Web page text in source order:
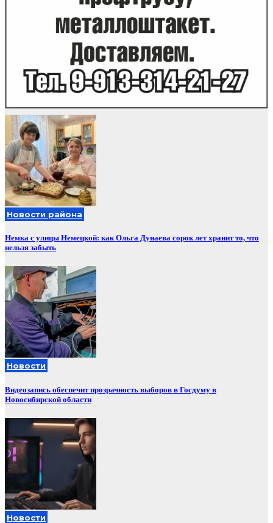
Новости района
Немка с улицы Немецкой: как Ольга Дунаева сорок лет хранит то, что
нельзя забыть
Новости
Видеозапись обеспечит прозрачность выборов в Госдуму в
Новосибирской области
Новости